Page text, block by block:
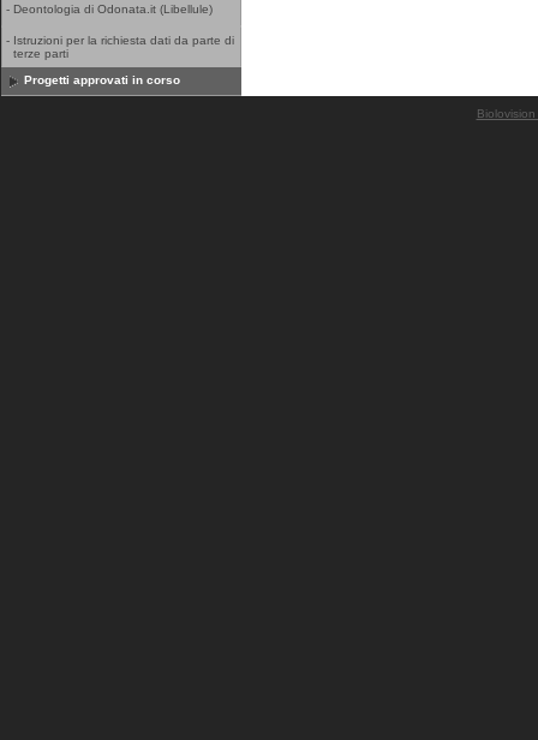
- Deontologia di Odonata.it (Libellule)
- Istruzioni per la richiesta dati da parte di
terze parti
Progetti approvati in corso
Biolovision